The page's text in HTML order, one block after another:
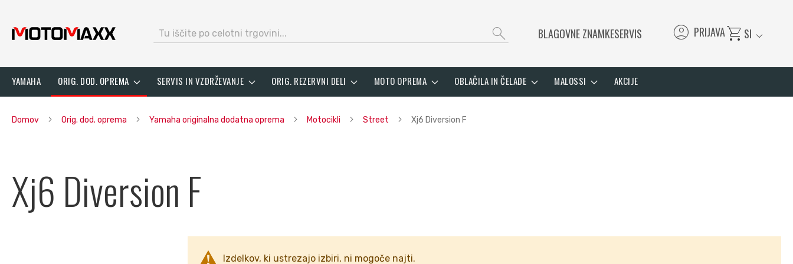
search search BLAGOVNE ZNAMKESERVIS account_circle PRIJAVAshopping_cart SI expand_more
vsebino
YAMAHA ORIG. DOD. OPREMA SERVIS IN VZDRŽEVANJE ORIG. REZERVNI DELI MOTO OPREMA OBLAČILA IN ČELADE MALOSSI AKCIJE
Domov Orig. dod. oprema Yamaha originalna dodatna oprema Motocikli Street Xj6 Diversion F
Xj6 Diversion F
Izdelkov, ki ustrezajo izbiri, ni mogoče najti.